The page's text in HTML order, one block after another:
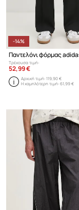
-14%
Τρέχουσα τιμή:
52,99 €
Αρχική τιμή:119,90 €
Η χαμηλότερη τιμή:61,99 €